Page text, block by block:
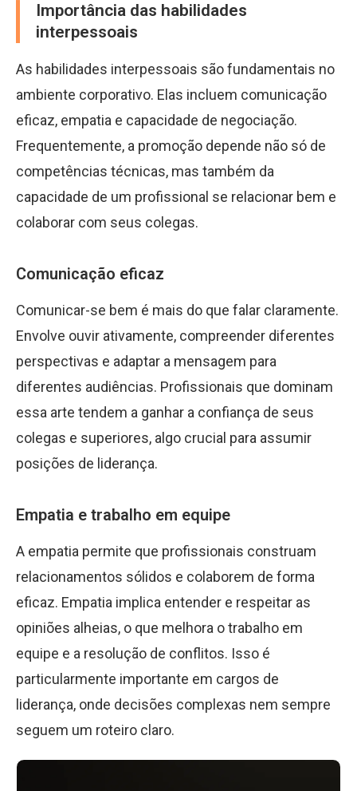
Importância das habilidades
interpessoais
As habilidades interpessoais são fundamentais no
ambiente corporativo. Elas incluem comunicação
eficaz, empatia e capacidade de negociação.
Frequentemente, a promoção depende não só de
competências técnicas, mas também da
capacidade de um profissional se relacionar bem e
colaborar com seus colegas.
Comunicação eficaz
Comunicar-se bem é mais do que falar claramente.
Envolve ouvir ativamente, compreender diferentes
perspectivas e adaptar a mensagem para
diferentes audiências. Profissionais que dominam
essa arte tendem a ganhar a confiança de seus
colegas e superiores, algo crucial para assumir
posições de liderança.
Empatia e trabalho em equipe
A empatia permite que profissionais construam
relacionamentos sólidos e colaborem de forma
eficaz. Empatia implica entender e respeitar as
opiniões alheias, o que melhora o trabalho em
equipe e a resolução de conflitos. Isso é
particularmente importante em cargos de
liderança, onde decisões complexas nem sempre
seguem um roteiro claro.